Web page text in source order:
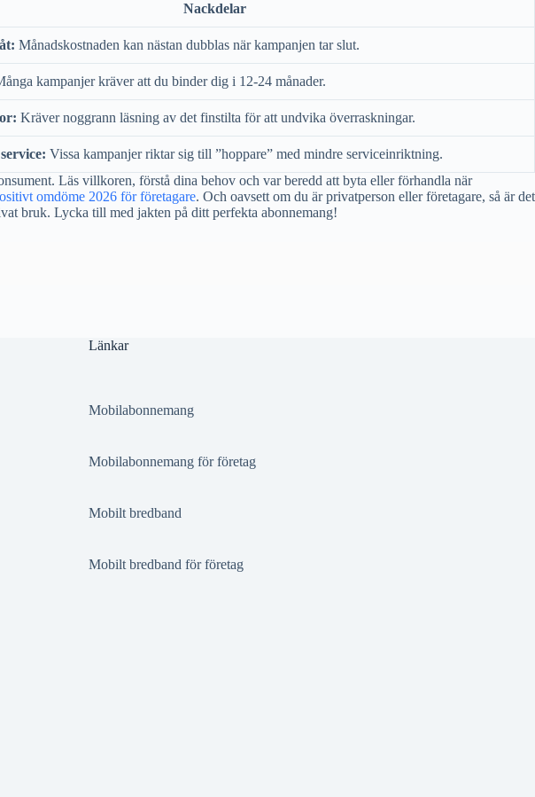
Nackdelar
Månadskostnaden kan nästan dubblas när kampanjen tar slut.
kampanjer kräver att du binder dig i 12-24 månader.
Kräver noggrann läsning av det finstilta för att undvika överraskningar.
Vissa kampanjer riktar sig till ”hoppare” med mindre serviceinriktning.
Läs villkoren, förstå dina behov och var beredd att byta eller förhandla när
omdöme 2026 för företagare. Och oavsett om du är privatperson eller företagare, så är det
bruk. Lycka till med jakten på ditt perfekta abonnemang!
Länkar
Mobilabonnemang
Mobilabonnemang för företag
Mobilt bredband
Mobilt bredband för företag